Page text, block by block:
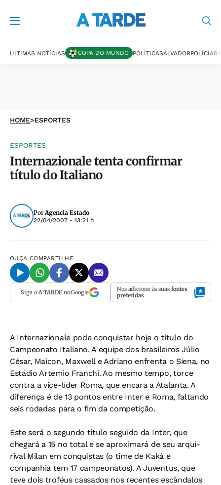
ÚLTIMAS NOTÍCIAS COPA DO MUNDO POLÍTICASALVADORPOLÍCIA
HOME>ESPORTES
ESPORTES
Internazionale tenta confirmar
título do Italiano
PorAgencia Estado
22/04/2007 - 13:21 h
OUÇA COMPARTILHE
Siga o A TARDEno Google Nos adicione às suas fontes
preferidas
A Internazionale pode conquistar hoje o título do
Campeonato Italiano. A equipe dos brasileiros Júlio
César, Maicon, Maxwell e Adriano enfrenta o Siena, no
Estádio Artemio Franchi. Ao mesmo tempo, torce
contra a vice-líder Roma, que encara a Atalanta. A
diferença é de 13 pontos entre Inter e Roma, faltando
seis rodadas para o fim da competição.
Este será o segundo título seguido da Inter, que
chegará a 15 no total e se aproximará de seu arqui-
rival Milan em conquistas (o time de Kaká e
companhia tem 17 campeonatos). A Juventus, que
teve dois troféus cassados nos recentes escândalos